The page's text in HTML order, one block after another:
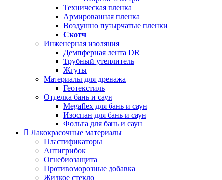
Техническая пленка
Армированная пленка
Воздушно пузырчатые пленки
Скотч
Инженерная изоляция
Демпферная лента DR
Трубный утеплитель
Жгуты
Материалы для дренажа
Геотекстиль
Отделка бань и саун
Megaflex для бань и саун
Изоспан для бань и саун
Фольга для бань и саун
Лакокрасочные материалы
Пластификаторы
Антигрибок
Огнебиозащита
Противоморозные добавка
Жидкое стекло